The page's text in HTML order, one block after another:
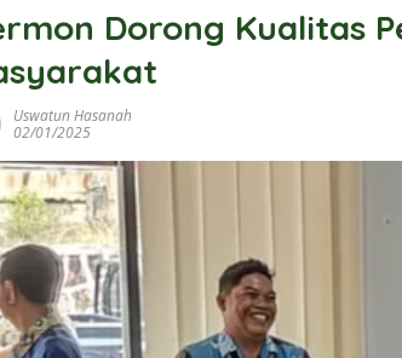
Dorong Kualitas
Uswatun Hasanah
02/01/2025